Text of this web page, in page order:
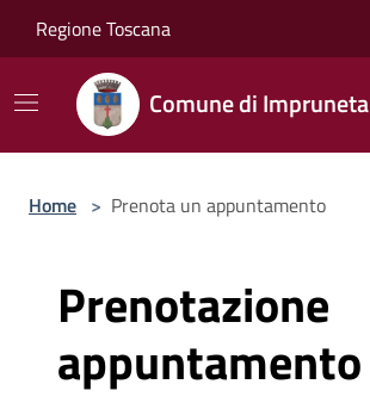
Regione Toscana
Comune di Impruneta
Home > Prenota un appuntamento
Prenotazione
appuntamento